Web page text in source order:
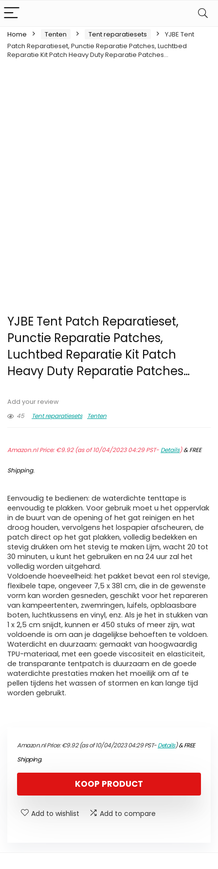
Home Tenten Tent reparatiesets
YJBE Tent
Patch Reparatieset, Punctie Reparatie Patches, Luchtbed
Reparatie Kit Patch Heavy Duty Reparatie Patches…
YJBE Tent Patch Reparatieset,
Punctie Reparatie Patches,
Luchtbed Reparatie Kit Patch
Heavy Duty Reparatie Patches…
Add your review
45
Tent reparatiesets Tenten
Amazon.nl Price:€9.92(as of 10/04/2023 04:29 PST- Details)&FREE
Shipping.
Eenvoudig te bedienen: de waterdichte tenttape is
eenvoudig te plakken. Voor gebruik moet u het oppervlak
in de buurt van de opening of het gat reinigen en het
droog houden, vervolgens het lospapier afscheuren, de
patch direct op het gat plakken, volledig bedekken en
stevig drukken om het stevig te maken Lijm, wacht 20 tot
30 minuten, u kunt het gebruiken en na 24 uur zal het
volledig worden uitgehard.
Voldoende hoeveelheid: het pakket bevat een rol stevige,
flexibele tape, ongeveer 7,5 x 381 cm, die in de gewenste
vorm kan worden gesneden, geschikt voor het repareren
van kampeertenten, zwemringen, luifels, opblaasbare
boten, luchtkussens en vinyl, enz. Als je het in stukken van
1 x 2,5 cm snijdt, kunnen er 450 stuks of meer zijn, wat
voldoende is om aan je dagelijkse behoeften te voldoen.
Waterdicht en duurzaam: gemaakt van hoogwaardig
TPU-materiaal, met een goede viscositeit en elasticiteit,
de transparante tentpatch is duurzaam en de goede
waterdichte prestaties maken het moeilijk om af te
pellen tijdens het wassen of stormen en kan lange tijd
worden gebruikt.
Amazon.nl Price:€9.92(as of 10/04/2023 04:29 PST-Details)&FREE
Shipping.
KOOP PRODUCT
Add to wishlist Add to compare